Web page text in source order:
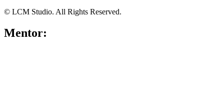
© LCM Studio. All Rights Reserved.
Mentor: